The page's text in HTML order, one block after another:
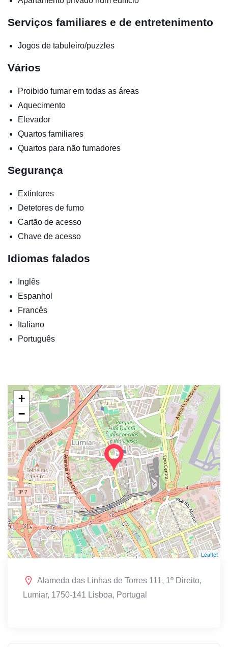
Serviços familiares e de entretenimento
Jogos de tabuleiro/puzzles
Vários
Proibido fumar em todas as áreas
Aquecimento
Elevador
Quartos familiares
Quartos para não fumadores
Segurança
Extintores
Detetores de fumo
Cartão de acesso
Chave de acesso
Idiomas falados
Inglês
Espanhol
Francês
Italiano
Português
+
−
Leaflet
Alameda das Linhas de Torres 111, 1º Direito,
Lumiar, 1750-141 Lisboa, Portugal